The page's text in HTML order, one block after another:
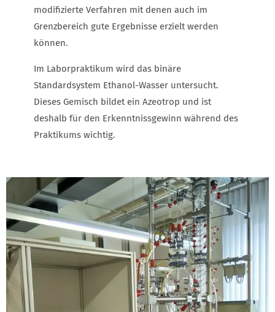
modifizierte Verfahren mit denen auch im
Grenzbereich gute Ergebnisse erzielt werden
können.
Im Laborpraktikum wird das binäre
Standardsystem Ethanol-Wasser untersucht.
Dieses Gemisch bildet ein Azeotrop und ist
deshalb für den Erkenntnissgewinn während des
Praktikums wichtig.